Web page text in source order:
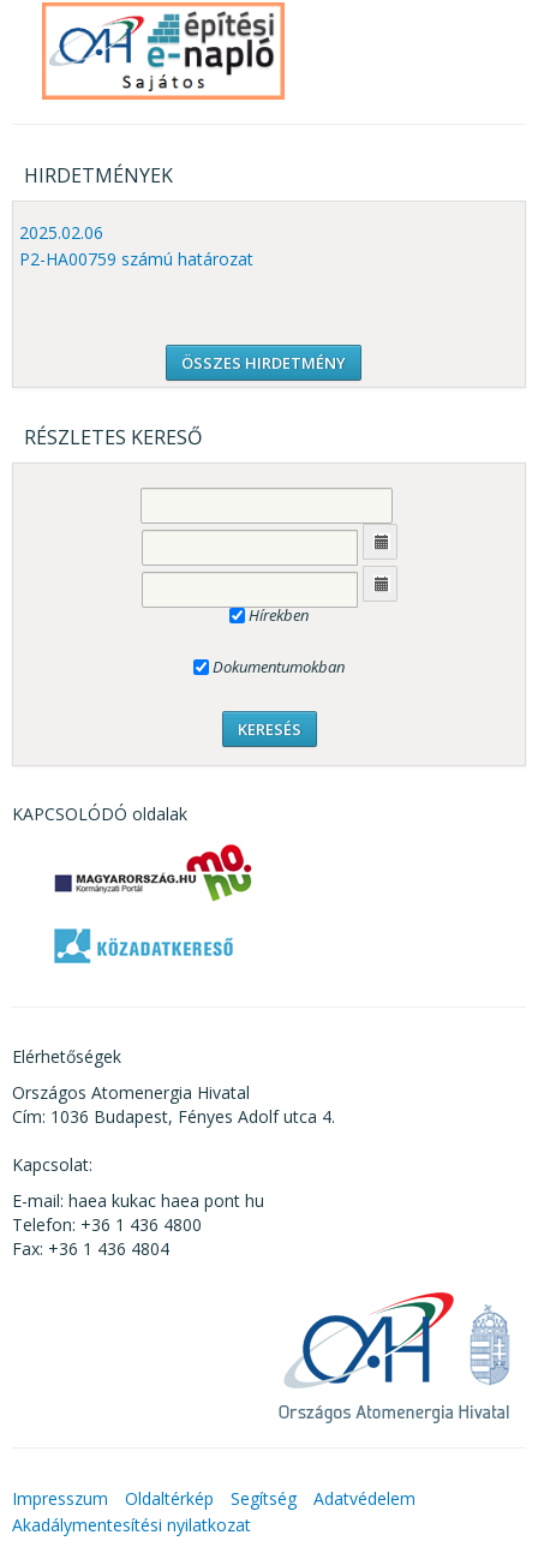
HIRDETMÉNYEK
2025.02.06
P2-HA00759 számú határozat
ÖSSZES HIRDETMÉNY
RÉSZLETES KERESŐ
Hírekben
Dokumentumokban
KAPCSOLÓDÓ oldalak
Elérhetőségek
Országos Atomenergia Hivatal
Cím: 1036 Budapest, Fényes Adolf utca 4.
Kapcsolat:
E-mail: haea kukac haea pont hu
Telefon: +36 1 436 4800
Fax: +36 1 436 4804
Impresszum Oldaltérkép Segítség
Adatvédelem
Akadálymentesítési nyilatkozat